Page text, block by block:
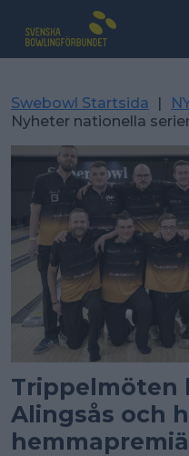
Swebowl Startsida |
Nyheter nationella
Trippelmöten
Alingsås och